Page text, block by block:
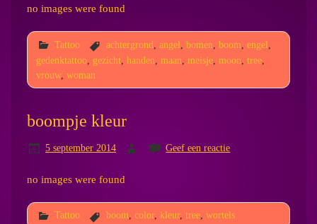
no images were found
Tattoo achtergrond angel bomen boom engel
gedenktattoo, gezicht, handen, maan, meisje, moon, tree,
vrouw, woman
boompje kleur
5 september 2014 Geef een reactie
no images were found
Tattoo boom, color, kleur, tree, wortels